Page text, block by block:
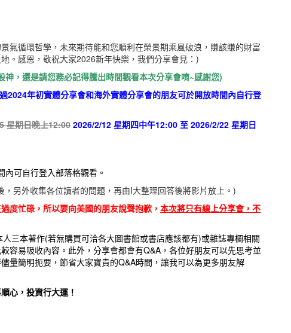
氣循環哲學，未來期待能和您順利在榮景期乘風破浪，賺該賺的財富
。感恩，敬祝大家2026新年快樂，我們分享會見：)
，還是請您務必記得騰出時間觀看本次分享會唷~感謝您)
2024年初實體分享會和海外實體分享會的朋友可於開放時間內自行登
星期日晚上12:00 2026/2/12 星期四中午12:00 至 2026/2/22 星期日
內可自行登入部落格觀看。
另外收集各位讀者的問題，再由I大整理回答後將影片放上。)
度忙碌，所以要向美國的朋友說聲抱歉， 本次將只有線上分享會，不
三本著作(若無購買可洽各大圖書館或書店應該都有)或雜誌專欄相關
容易吸收內容。此外，分享會都會有Q&A，各位好朋友可以先思考並
量簡明扼要，節省大家寶貴的Q&A時間，讓我可以為更多朋友解
心，投資行大運！